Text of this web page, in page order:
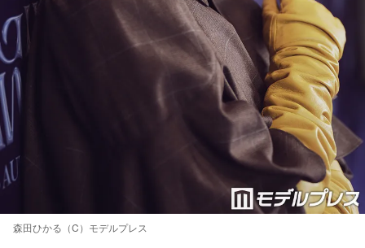
森田ひかる（C）モデルプレス